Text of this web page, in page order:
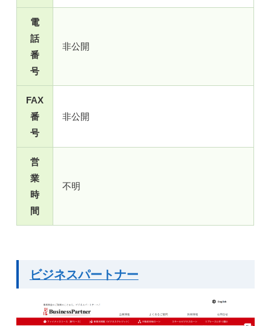
電
話
番
号
非公開
FAX
番
号
非公開
営
業
時
間
不明
ビジネスパートナー